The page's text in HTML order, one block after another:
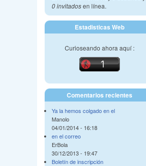
0 invitadosen línea.
Estadisticas Web
Curioseando ahora aquí :
Comentarios recientes
Ya la hemos colgado en el
Manolo
04/01/2014 - 16:18
en el correo
ErBola
30/12/2013 - 19:47
Boletín de inscripción